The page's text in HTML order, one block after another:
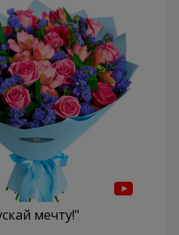
мечту!"